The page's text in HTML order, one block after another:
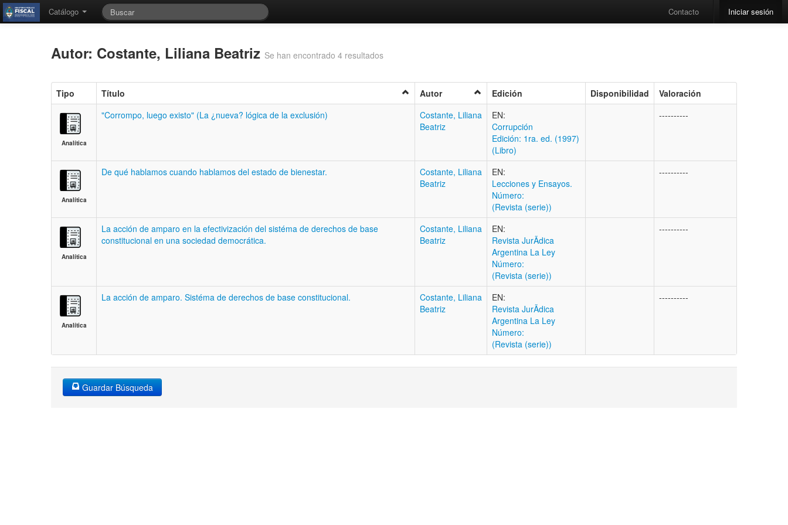
Catálogo Contacto Iniciar sesión
Autor: Costante, Liliana Beatriz Se han encontrado 4 resultados
Tipo Título Autor Edición Disponibilidad Valoración
Analítica
"Corrompo, luego existo" (La ¿nueva? lógica de la exclusión)
Costante, Liliana
Beatriz
EN:
Corrupción
Edición: 1ra. ed. (1997)
(Libro)
----------
Analítica
De qué hablamos cuando hablamos del estado de bienestar.
Costante, Liliana
Beatriz
EN:
Lecciones y Ensayos.
Número:
(Revista (serie))
----------
Analítica
La acción de amparo en la efectivización del sistéma de derechos de base
constitucional en una sociedad democrática.
Costante, Liliana
Beatriz
EN:
Revista JurÃ­dica
Argentina La Ley
Número:
(Revista (serie))
----------
Analítica
La acción de amparo. Sistéma de derechos de base constitucional.
Costante, Liliana
Beatriz
EN:
Revista JurÃ­dica
Argentina La Ley
Número:
(Revista (serie))
----------
Guardar Búsqueda